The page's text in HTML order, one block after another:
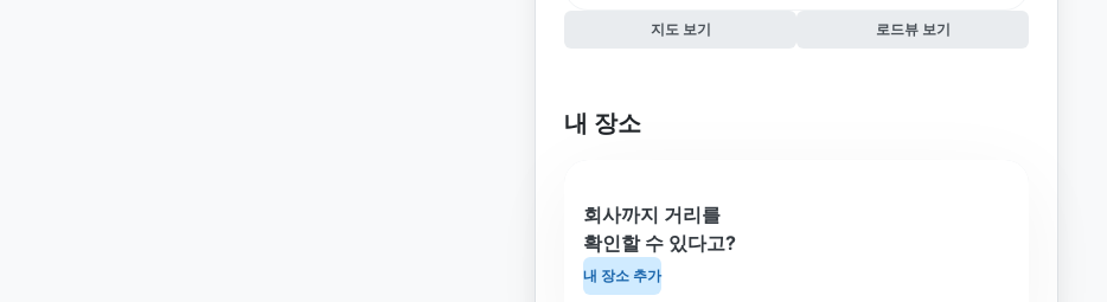
지도 보기 로드뷰 보기
내 장소
회사까지 거리를
확인할 수 있다고?
내 장소 추가